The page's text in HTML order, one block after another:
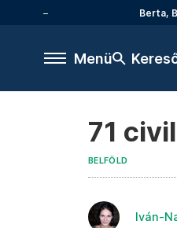
Berta,
Menü
71
BELFÖLD
Iván-